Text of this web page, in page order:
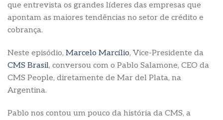
que entrevista os grandes líderes das empresas que
apontam as maiores tendências no setor de crédito e
cobrança.
Neste episódio, Marcelo Marcílio, Vice-Presidente da
CMS Brasil, conversou com o Pablo Salamone, CEO da
CMS People, diretamente de Mar del Plata, na
Argentina.
Pablo nos contou um pouco da história da CMS, a